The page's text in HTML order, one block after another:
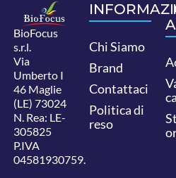
BioFocus
s.r.l.
Via
Umberto I
46 Maglie
(LE) 73024
N. Rea: LE-
305825
P.IVA
04581930759.
Chi Siamo
Brand
Contattaci
Politica di
reso